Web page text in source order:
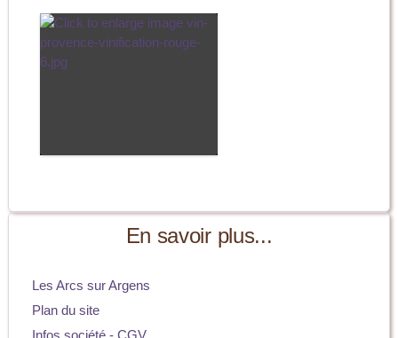
En savoir plus...
Les Arcs sur Argens
Plan du site
Infos société - CGV